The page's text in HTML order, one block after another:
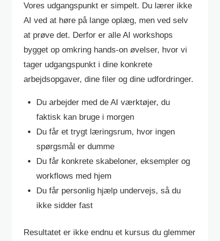
Vores udgangspunkt er simpelt. Du lærer ikke
AI ved at høre på lange oplæg, men ved selv
at prøve det. Derfor er alle AI workshops
bygget op omkring hands-on øvelser, hvor vi
tager udgangspunkt i dine konkrete
arbejdsopgaver, dine filer og dine udfordringer.
Du arbejder med de AI værktøjer, du
faktisk kan bruge i morgen
Du får et trygt læringsrum, hvor ingen
spørgsmål er dumme
Du får konkrete skabeloner, eksempler og
workflows med hjem
Du får personlig hjælp undervejs, så du
ikke sidder fast
Resultatet er ikke endnu et kursus du glemmer